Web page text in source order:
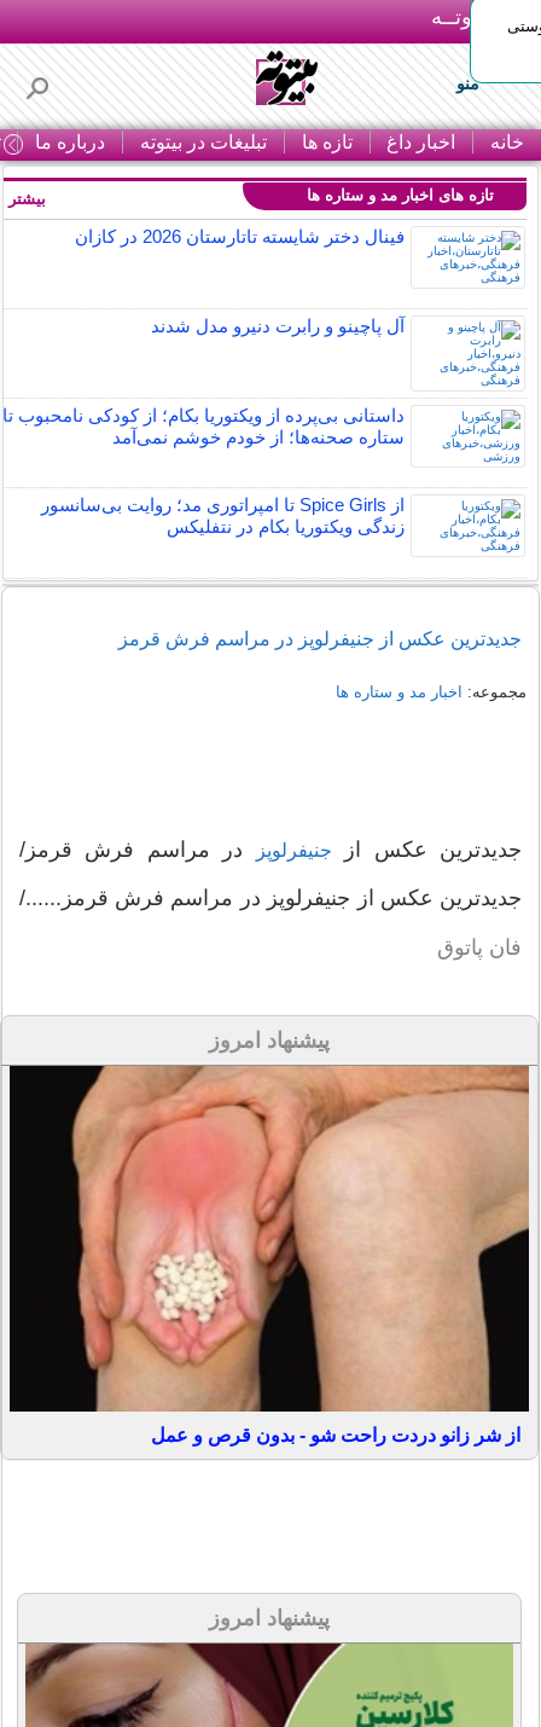
بـیتوتــه
منو
خانه اخبار داغ تازه ها تبلیغات در بیتوته درباره ما
تازه های اخبار مد و ستاره ها
فینال دختر شایسته تاتارستان 2026 در کازان
آل پاچینو و رابرت دنیرو مدل شدند
داستانی بی‌پرده از ویکتوریا بکام؛ از کودکی نامحبوب تا
ستاره صحنه‌ها؛ از خودم خوشم نمی‌آمد
از Spice Girls تا امپراتوری مد؛ روایت بی‌سانسور
زندگی ویکتوریا بکام در نتفلیکس
بیشتر
جدیدترین عکس از جنیفرلوپز در مراسم فرش قرمز
مجموعه: اخبار مد و ستاره ها
جدیدترین عکس از جنیفرلوپز
در مراسم فرش قرمز/
جدیدترین عکس از جنیفرلوپز در مراسم فرش قرمز....../
فان پاتوق
پیشنهاد امروز
از شر زانو دردت راحت شو - بدون قرص و عمل
پیشنهاد امروز